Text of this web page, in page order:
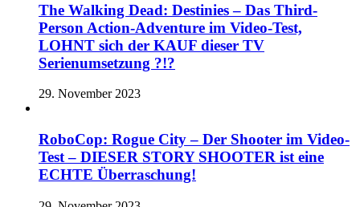
The Walking Dead: Destinies – Das Third-
Person Action-Adventure im Video-Test,
LOHNT sich der KAUF dieser TV
Serienumsetzung ?!?
29. November 2023
RoboCop: Rogue City – Der Shooter im Video-
Test – DIESER STORY SHOOTER ist eine
ECHTE Überraschung!